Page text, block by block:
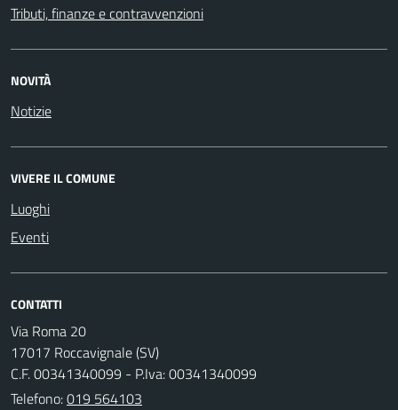
Tributi, finanze e contravvenzioni
NOVITÀ
Notizie
VIVERE IL COMUNE
Luoghi
Eventi
CONTATTI
Via Roma 20
17017 Roccavignale (SV)
C.F. 00341340099 - P.Iva: 00341340099
Telefono:019 564103